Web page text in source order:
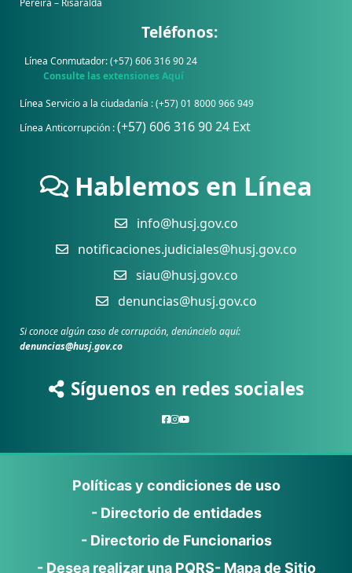
Pereira – Risaralda
Teléfonos:
Línea Conmutador: (+57) 606 316 90 24
Consulte las extensiones Aquí
Línea Servicio a la ciudadanía : (+57) 01 8000 966 949
Línea Anticorrupción :(+57) 606 316 90 24 Ext
Hablemos en Línea
info@husj.gov.co
notificaciones.judiciales@husj.gov.co
siau@husj.gov.co
denuncias@husj.gov.co
Si conoce algún caso de corrupción, denúncielo aquí:
denuncias@husj.gov.co
Síguenos en redes sociales
Políticas y condiciones de uso
- Directorio de entidades
- Directorio de Funcionarios
- Desea realizar una PQRS- Mapa de Sitio